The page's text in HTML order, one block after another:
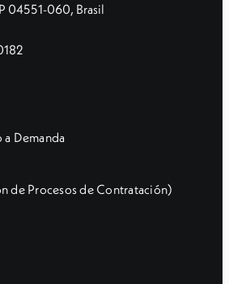
04551-060, Brasil
a Demanda
de Procesos de Contratación)